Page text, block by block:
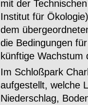
mit der
Institut für
dem
die Bedingungen
künftige Wachstum
Im Schloßpark
aufgestellt, welche
Niederschlag,